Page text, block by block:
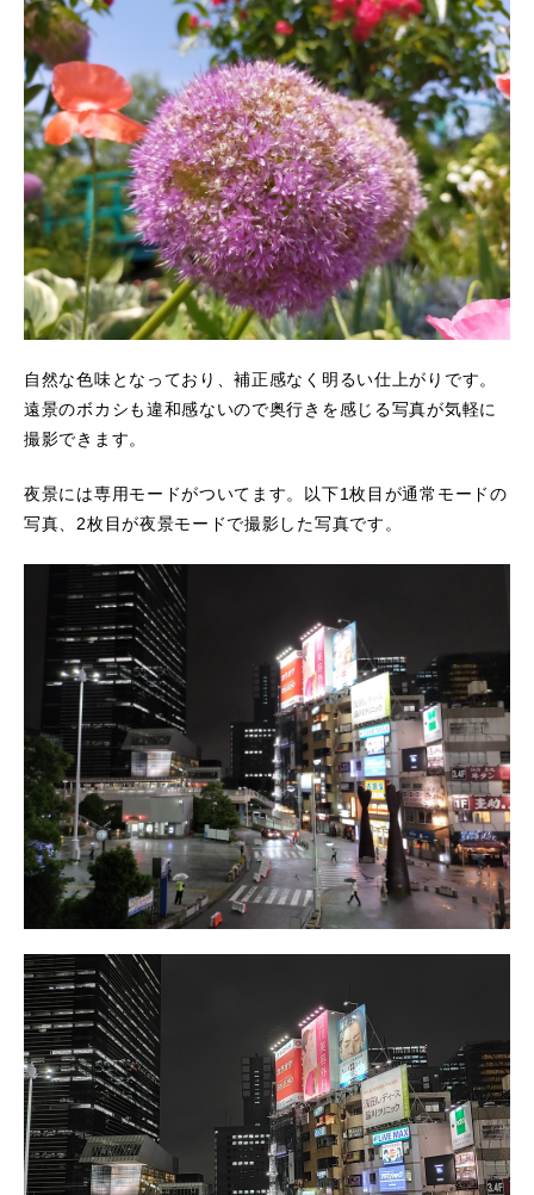
自然な色味となっており、補正感なく明るい仕上がりです。
遠景のボカシも違和感ないので奥行きを感じる写真が気軽に
撮影できます。
夜景には専用モードがついてます。以下1枚目が通常モードの
写真、2枚目が夜景モードで撮影した写真です。